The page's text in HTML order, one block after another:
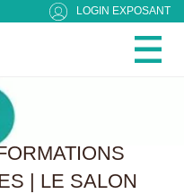
LOGIN EXPOSANT
| LE SALON